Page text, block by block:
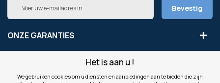
Het is aan u !
We gebruiken cookies om u diensten en aanbiedingen aan te bieden die zijn
op
onze
nieuwsbrief
Bevestig
ONZE GARANTIES